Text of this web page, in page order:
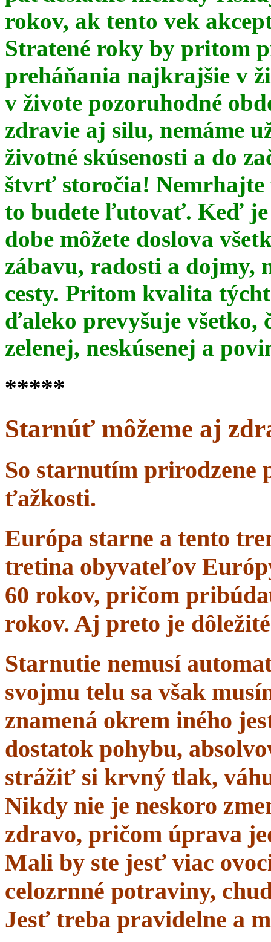
rokov, ak tento vek
Stratené roky by pritom
preháňania najkrajšie v
v živote pozoruhodné
zdravie aj silu, nemáme
životné skúsenosti a do
štvrť storočia!
to budete ľutovať. Keď je
dobe môžete doslova
zábavu, radosti a dojmy,
cesty. Pritom kvalita
ďaleko prevyšuje všetko,
zelenej, neskúsenej a
*****
Starnúť môžeme aj
So starnutím prirodzene
ťažkosti.
Európa starne a tento
tretina obyvateľov
60 rokov, pričom
rokov. Aj preto je
Starnutie nemusí
svojmu telu sa však
znamená okrem iného
dostatok pohybu,
strážiť si krvný tlak,
Nikdy nie je neskoro
zdravo, pričom úprava
Mali by ste jesť viac
celozrnné potraviny,
Jesť treba pravidelne a